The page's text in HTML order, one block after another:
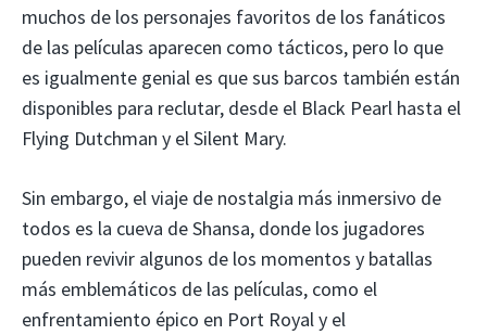
muchos de los personajes favoritos de los fanáticos
de las películas aparecen como tácticos, pero lo que
es igualmente genial es que sus barcos también están
disponibles para reclutar, desde el Black Pearl hasta el
Flying Dutchman y el Silent Mary.
Sin embargo, el viaje de nostalgia más inmersivo de
todos es la cueva de Shansa, donde los jugadores
pueden revivir algunos de los momentos y batallas
más emblemáticos de las películas, como el
enfrentamiento épico en Port Royal y el